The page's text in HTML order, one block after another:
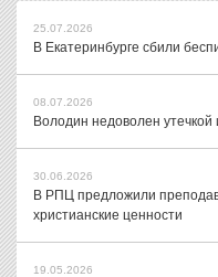
25.07.2026
В Екатеринбурге сбили
08.07.2026
Володин недоволен
30.06.2026
В РПЦ предложили
христианские ценности
19.05.2026